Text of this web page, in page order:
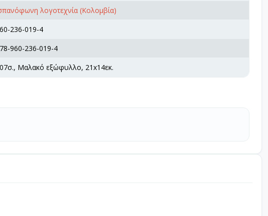
λογοτεχνία (Κολομβία)
236-019-4
960-236-019-4
Μαλακό εξώφυλλο, 21x14εκ.